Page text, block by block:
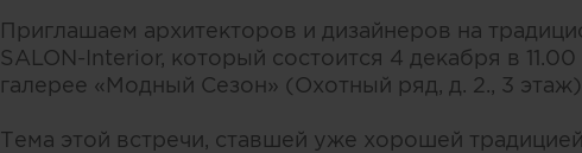
Приглашаем архитекторов и дизайнеров на
SALON-Interior, который состоится 4 декабря в
галерее «Модный Сезон» (Охотный ряд, д. 2., 3
Тема этой встречи, ставшей уже хорошей